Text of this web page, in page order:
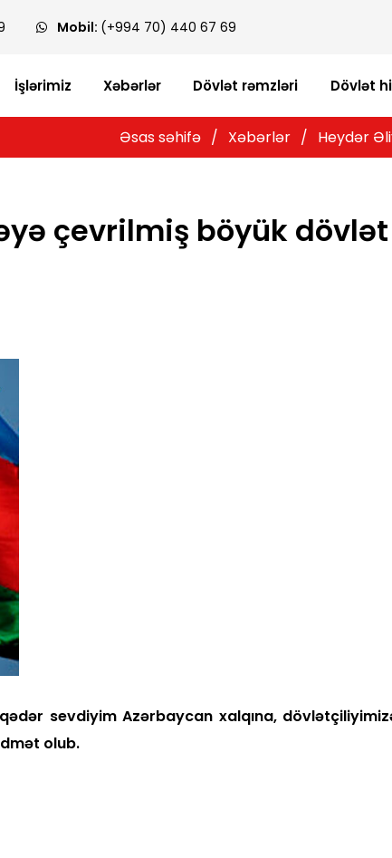
Mobil: (+994 70) 440 67 69
İşlərimiz Xəbərlər Dövlət rəmzləri Dövlət
Əsas səhifə / Xəbərlər / Heydər
çevrilmiş böyük dövlət
sevdi­yim Azərbaycan xalqına,
olub.